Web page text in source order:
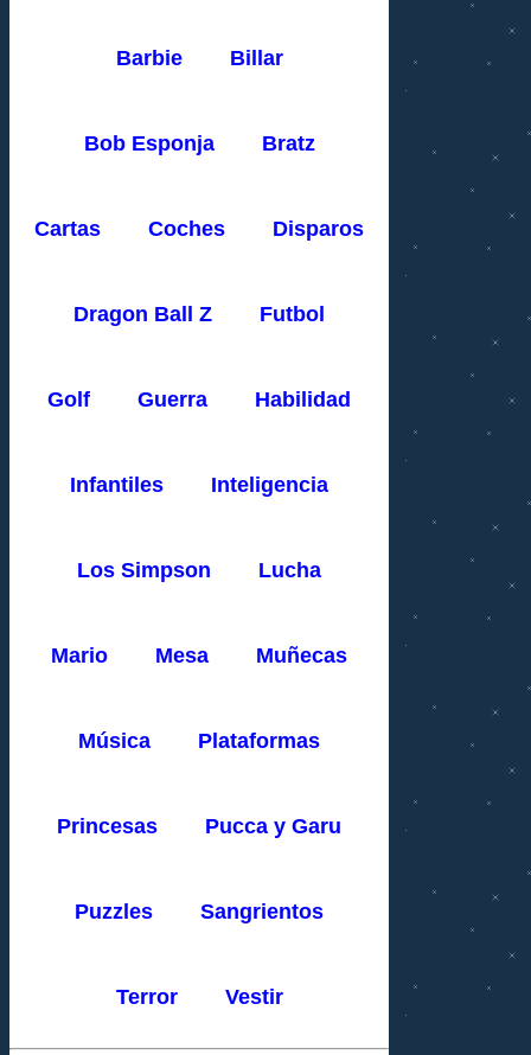
Barbie Billar
Bob Esponja Bratz
Cartas Coches Disparos
Dragon Ball Z Futbol
Golf Guerra Habilidad
Infantiles Inteligencia
Los Simpson Lucha
Mario Mesa Muñecas
Música Plataformas
Princesas Pucca y Garu
Puzzles Sangrientos
Terror Vestir